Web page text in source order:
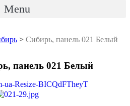
Menu
> Сибирь, панель 021 Белый
панель 021 Белый